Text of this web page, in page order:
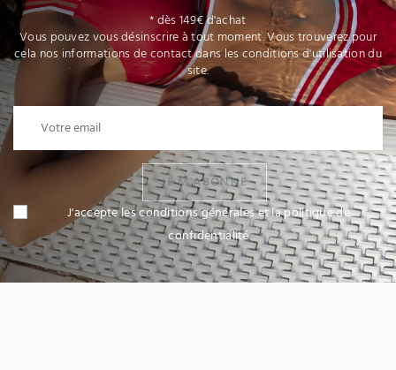
* dès 149€ d'achat
Vous pouvez vous désinscrire à tout moment. Vous trouverez pour
cela nos informations de contact dans les conditions d'utilisation du
site.
JE M'ABONNE
J'accepte les conditions générales et la politique de
confidentialité